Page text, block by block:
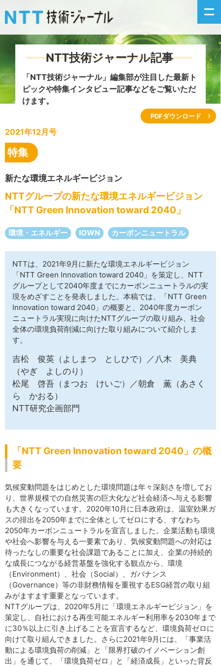
新着情報
イベントカレンダー
問い合わせ
NTT技術ジャーナル記事
「NTT技術ジャーナル」編集部が注目した最新ト
ピックや特集インタビュー記事などをご覧いただ
けます。
PDFダウンロード
2021年12月号
特集
新たな環境エネルギービジョン
NTTグループの新たな環境エネルギービジョン
「NTT Green Innovation toward 2040」
環境・エネルギー IOWN カーボンニュートラル
NTTは、2021年9月に新たな環境エネルギービジョン
「NTT Green Innovation toward 2040」を策定し、NTT
グループとして2040年度までにカーボンニュートラルの実
現をめざすことを発表しました。本稿では、「NTT Green
Innovation toward 2040」の概要と、2040年度カーボン
ニュートラル実現に向けたNTTグループの取り組み、社会
全体の環境負荷削減に向けた取り組みについて紹介しま
す。
吉松 俊英（よしまつ としひで）／八木 美典
（やぎ よしのり）
松尾 啓吾（まつお けいご）／朝倉 薫（あさく
ら かおる）
NTT研究企画部門
「NTT Green Innovation toward 2040」の概
要
気候変動問題をはじめとした環境問題は年々深刻さを増してお
り、世界規模での自然災害の巨大化など社会経済へ与える影響
も大きくなっています。2020年10月に日本政府は、温室効果ガ
スの排出を2050年までに全体としてゼロにする、すなわち
2050年カーボンニュートラルを宣言しました。企業活動も環境
や社会へ影響を与える一要素であり、気候変動問題への対応は
待ったなしの重要な社会課題であることに加え、企業の持続的
な成長につながる経営基盤を強化する観点から、環境
（Environment）、社会（Social）、ガバナンス
（Governance）等の非財務情報を重視するESG経営の取り組
みがますます重要となっています。
NTTグループは、2020年5月に「環境エネルギービジョン」を
策定し、自社における再生可能エネルギー利用率を2030年まで
に30％以上に引き上げることを宣言するなど、環境負荷ゼロに
向けて取り組んできました。さらに2021年9月には、「事業活
動による環境負荷の削減」と「限界打破のイノベーション創
出」を通じて、「環境負荷ゼロ」と「経済成長」といった背反